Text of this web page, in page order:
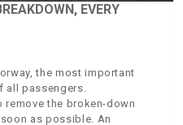
EVERY
the most important
all passengers.
remove the broken-down
as possible. An